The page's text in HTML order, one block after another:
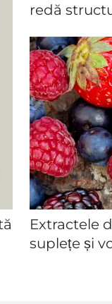
redă
Extractele
suplețe și